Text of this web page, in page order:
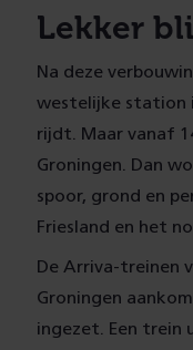
Lekker
Na deze
westelijke station
rijdt. Maar vanaf
Groningen. Dan
spoor, grond en
Friesland en het
De Arriva-treinen
Groningen
ingezet. Een trein